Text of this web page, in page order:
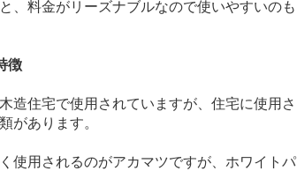
、料金がリーズナブルなので使いやすいのも
徴
造住宅で使用されていますが、住宅に使用さ
があります。
使用されるのがアカマツですが、ホワイトパ